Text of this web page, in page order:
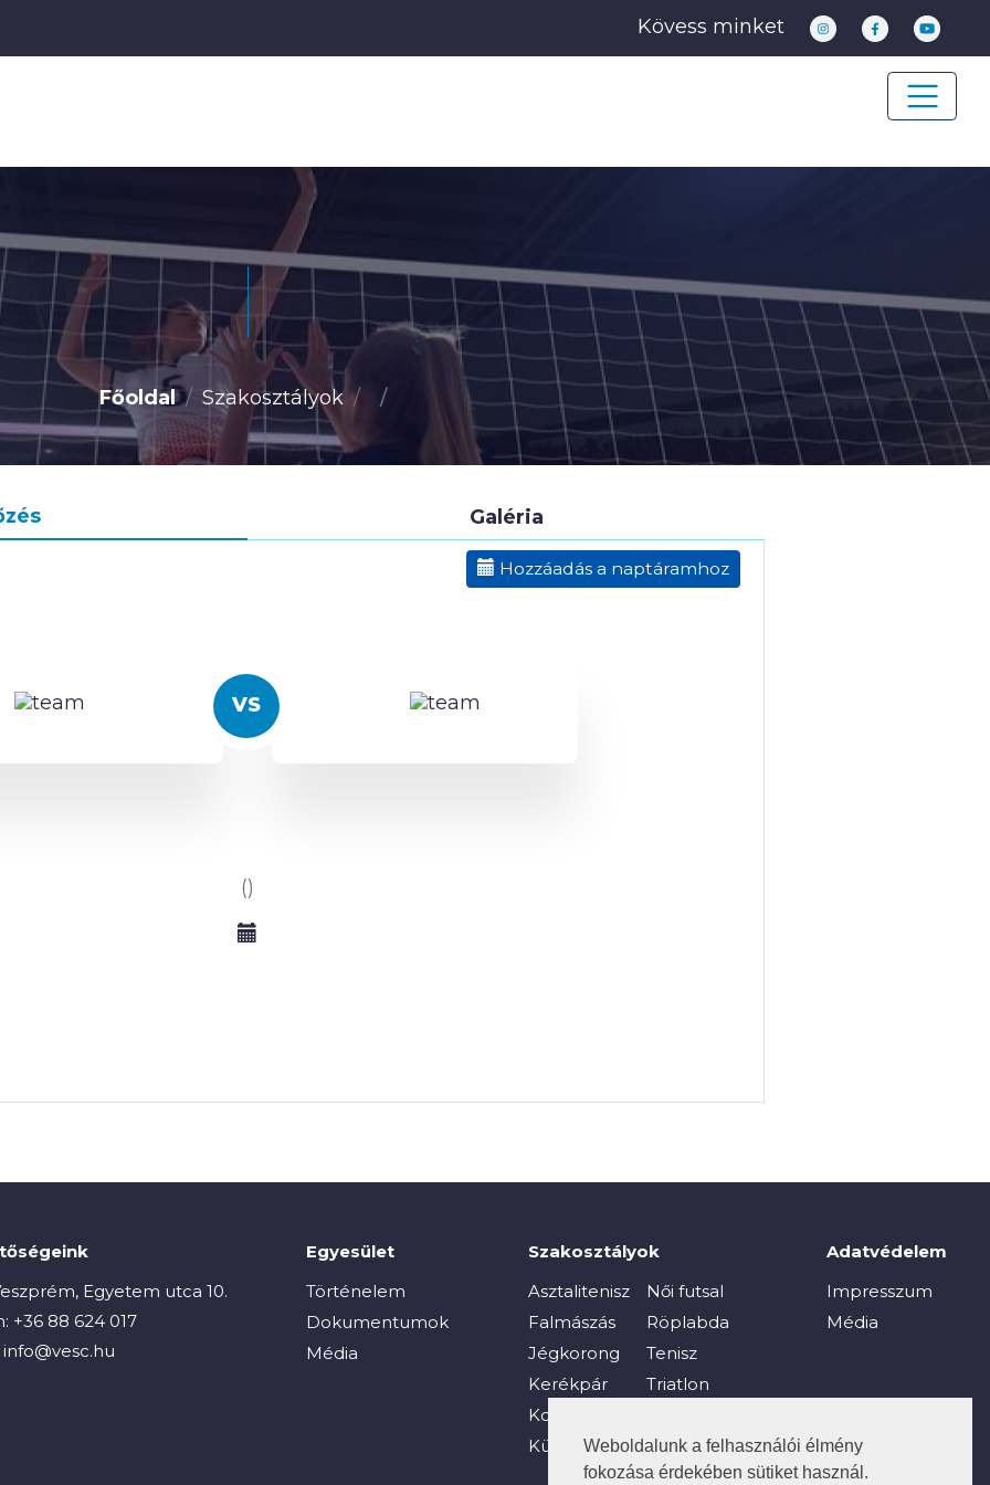
Weboldalunk a felhasználói élmény
fokozása érdekében sütiket használ.
Kövess minket
Főoldal Szakosztályok
Galéria
Hozzáadás a naptáramhoz
()
Egyetem utca 10.
+36 88 624 017
info@vesc.hu
Egyesület
Történelem
Dokumentumok
Média
Szakosztályok
Asztalitenisz
Falmászás
Jégkorong
Kerékpár
Kosárlabda
Küzdősport
Női futsal
Röplabda
Tenisz
Triatlon
Vízi sportok
Adatvédelem
Impresszum
Média